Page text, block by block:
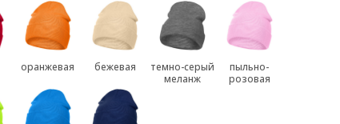
оранжевая бежевая
темно-серый
меланж
пыльно-
розовая